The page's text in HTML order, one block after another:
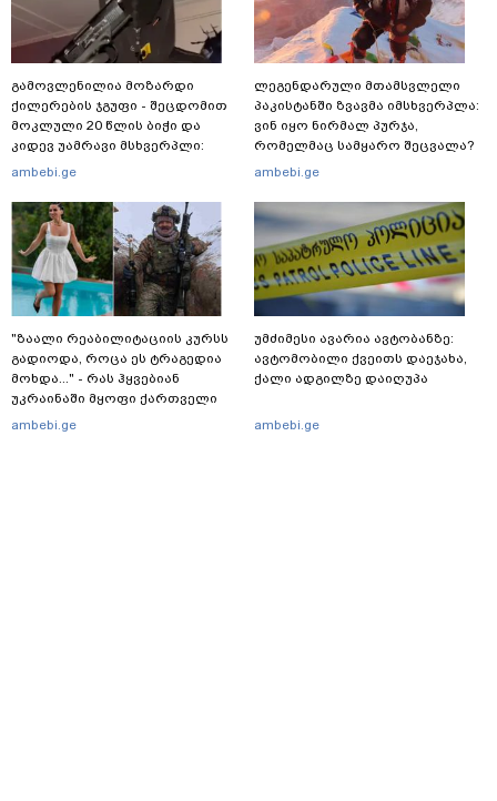
გამოვლენილია მოზარდი
ქილერების ჯგუფი - შეცდომით
მოკლული 20 წლის ბიჭი და
კიდევ უამრავი მსხვერპლი:
რომელ ქვეყნამდე მივიდა
სპეცოპერაციის შემდეგ
ambebi.ge
"ზაალი რეაბილიტაციის კურსს
გადიოდა, როცა ეს ტრაგედია
მოხდა..." - რას ჰყვებიან
უკრაინაში მყოფი ქართველი
მებრძოლები
ambebi.ge
ლეგენდარული მთამსვლელი
პაკისტანში ზვავმა იმსხვერპლა:
ვინ იყო ნირმალ პურჯა,
რომელმაც სამყარო შეცვალა?
ambebi.ge
უმძიმესი ავარია ავტობანზე:
ავტომობილი ქვეითს დაეჯახა,
ქალი ადგილზე დაიღუპა
ambebi.ge